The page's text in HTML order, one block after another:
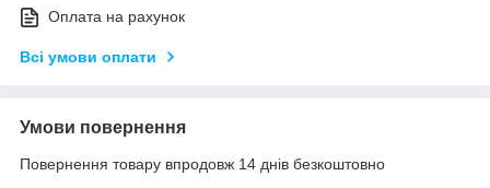
Оплата на рахунок
Всі умови оплати
Умови повернення
Повернення товару впродовж 14 днів безкоштовно